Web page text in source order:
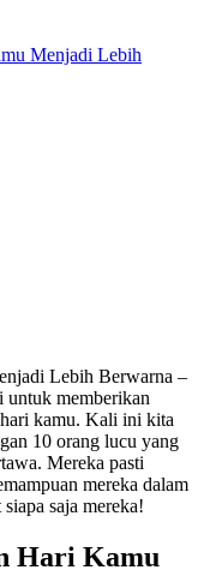
Menjadi Lebih
Lebih Berwarna –
memberikan
kamu. Kali ini kita
10 orang lucu yang
Mereka pasti
mereka dalam
saja mereka!
Hari Kamu